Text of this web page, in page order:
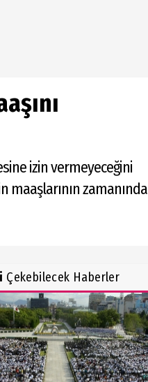
izin vermeyeceğini
maaşlarının zamanında
Çekebilecek Haberler